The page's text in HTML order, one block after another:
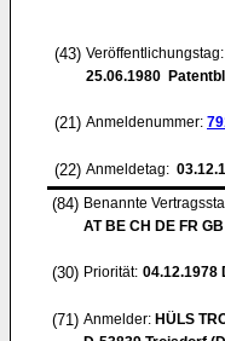
(43) Veröffentlichungstag:
25.06.1980
(21) Anmeldenummer:
(22) Anmeldetag:
(84) Benannte
AT BE CH DE FR
(30) Priorität: 04.12.1978
(71) Anmelder: HÜLS